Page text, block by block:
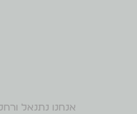
אנחנו נתנאל